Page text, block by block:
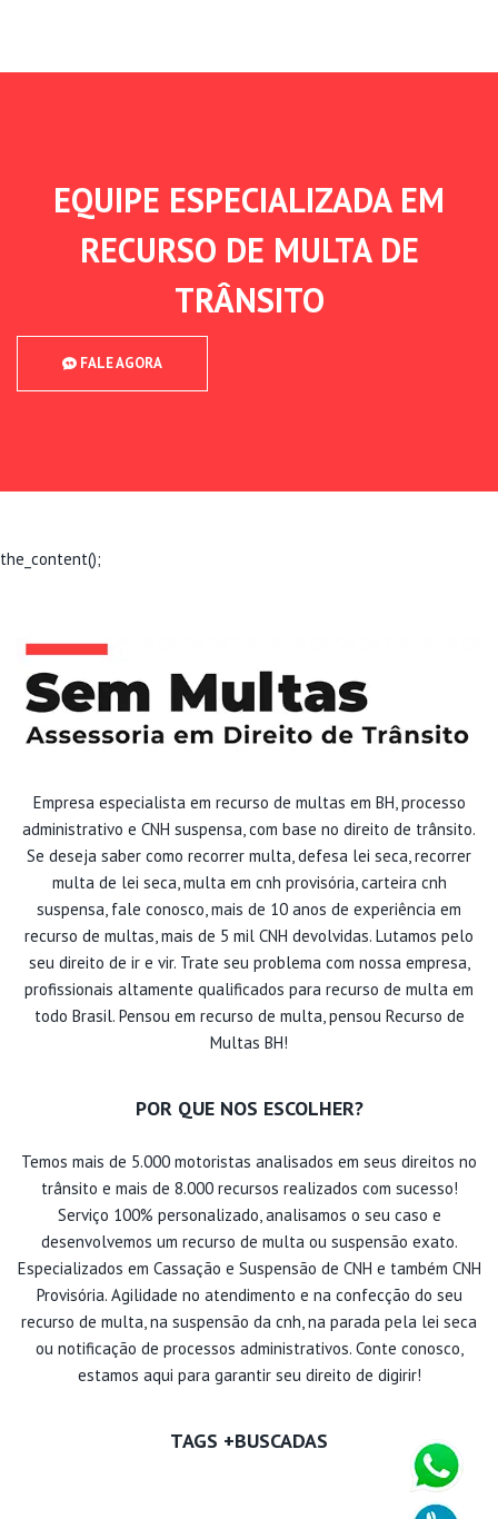
EQUIPE ESPECIALIZADA EM
RECURSO DE MULTA DE
TRÂNSITO
FALE AGORA
the_content();
Empresa especialista em recurso de multas em BH, processo
administrativo e CNH suspensa, com base no direito de trânsito.
Se deseja saber como recorrer multa, defesa lei seca, recorrer
multa de lei seca, multa em cnh provisória, carteira cnh
suspensa, fale conosco, mais de 10 anos de experiência em
recurso de multas, mais de 5 mil CNH devolvidas. Lutamos pelo
seu direito de ir e vir. Trate seu problema com nossa empresa,
profissionais altamente qualificados para recurso de multa em
todo Brasil. Pensou em recurso de multa, pensou Recurso de
Multas BH!
TAGS +BUSCADAS
POR QUE NOS ESCOLHER?
Temos mais de 5.000 motoristas analisados em seus direitos no
trânsito e mais de 8.000 recursos realizados com sucesso!
Serviço 100% personalizado, analisamos o seu caso e
desenvolvemos um recurso de multa ou suspensão exato.
Especializados em Cassação e Suspensão de CNH e também CNH
Provisória. Agilidade no atendimento e na confecção do seu
recurso de multa, na suspensão da cnh, na parada pela lei seca
ou notificação de processos administrativos. Conte conosco,
estamos aqui para garantir seu direito de digirir!